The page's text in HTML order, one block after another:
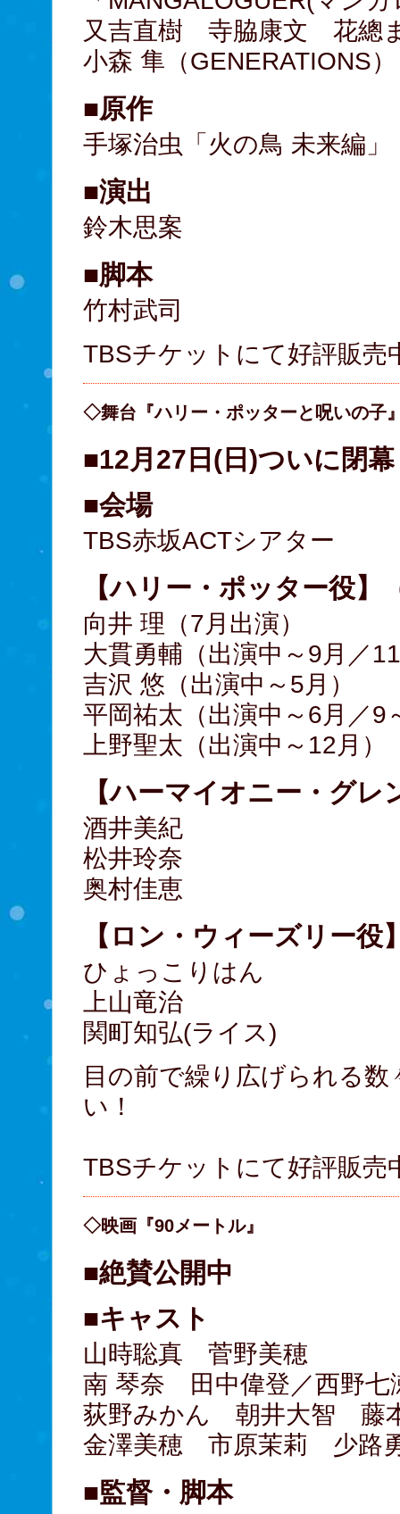
又吉直樹 寺脇康文 花總
小森 隼（
■原作
手塚治虫「火の鳥 未来編」
■演出
鈴木思案
■脚本
竹村武司
TBSチケットにて好評販売
◇舞台『ハリー・ポッターと呪いの子
■12月27日(日)ついに閉幕
■会場
TBS赤坂ACTシアター
【ハリー・ポッター役】
向井 理（7月出演）
大貫勇輔（出演中～9月／
吉沢 悠（出演中～5月）
平岡祐太（出演中～6月／9
上野聖太（出演中～12月）
【ハーマイオニー・グレ
酒井美紀
松井玲奈
奥村佳恵
【ロン・ウィーズリー役
ひょっこりはん
上山竜治
関町知弘(ライス)
目の前で繰り広げられる
い！
TBSチケットにて好評販売
◇映画『90メートル』
■絶賛公開中
■キャスト
山時聡真 菅野美穂
南 琴奈 田中偉登／西野七
荻野みかん 朝井大智 藤
金澤美穂 市原茉莉 少路
■監督・脚本